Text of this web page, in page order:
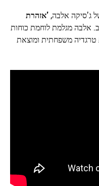
ג'סיקה אלבה, 'אזהרת
אלבה מגלמת לוחמת כוחות
טרגדיה משפחתית ומוצאת